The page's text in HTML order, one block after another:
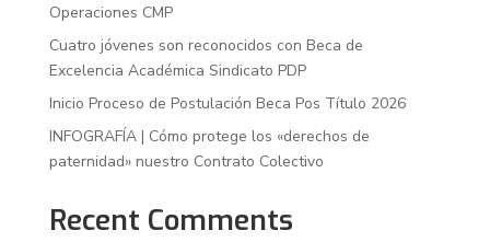
Operaciones CMP
Cuatro jóvenes son reconocidos con Beca de
Excelencia Académica Sindicato PDP
Inicio Proceso de Postulación Beca Pos Título 2026
INFOGRAFÍA | Cómo protege los «derechos de
paternidad» nuestro Contrato Colectivo
Recent Comments